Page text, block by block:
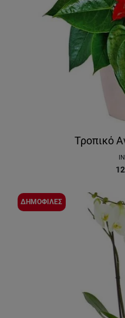
Τροπικό
ΔΗΜΟΦΙΛΕΣ